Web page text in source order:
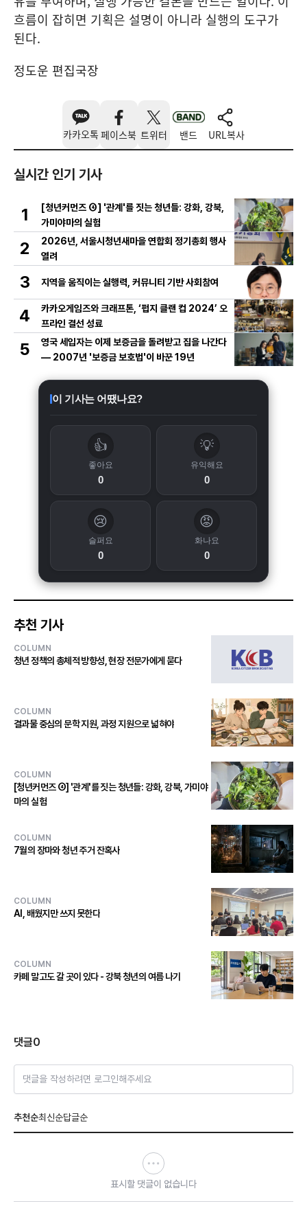
흐름이 잡히면 기획은 설명이 아니라 실행의 도구가
된다.
정도운 편집국장
카카오톡 페이스북 트위터 밴드 URL복사
실시간 인기 기사
1
[청년커먼즈 ④] '관계'를 짓는 청년들: 강화, 강북,
가미야마의 실험
2
2026년, 서울시청년새마을 연합회 정기총회 행사
열려
3 지역을 움직이는 실행력, 커뮤니티 기반 사회참여
4
카카오게임즈와 크래프톤, ‘펍지 클랜 컵 2024’ 오
프라인 결선 성료
5
영국 세입자는 이제 보증금을 돌려받고 집을 나간다
— 2007년 '보증금 보호법'이 바꾼 19년
이 기사는 어땠나요?
👍
좋아요
0
💡
유익해요
0
😢
슬퍼요
0
😡
화나요
0
추천 기사
COLUMN
청년 정책의 총체적 방향성, 현장 전문가에게 묻다
COLUMN
결과물 중심의 문학 지원, 과정 지원으로 넓혀야
COLUMN
[청년커먼즈 ④] '관계'를 짓는 청년들: 강화, 강북, 가미야
마의 실험
COLUMN
7월의 장마와 청년 주거 잔혹사
COLUMN
AI, 배웠지만 쓰지 못한다
COLUMN
카페 말고도 갈 곳이 있다 - 강북 청년의 여름 나기
댓글0
댓글을 작성하려면 로그인해주세요
추천순최신순답글순
표시할 댓글이 없습니다